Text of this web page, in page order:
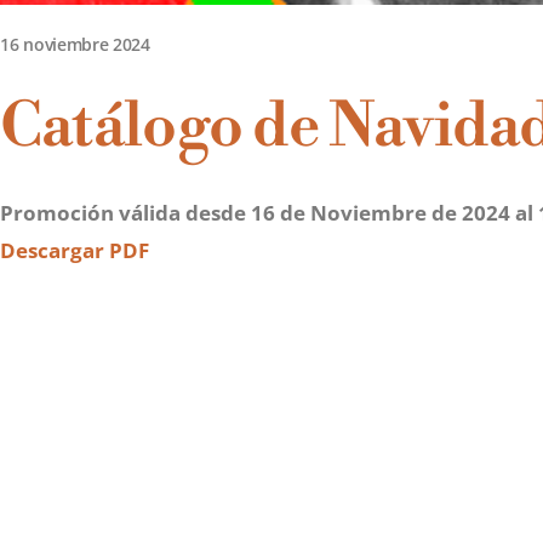
16 noviembre 2024
Catálogo de
Promoción válida desde 16 de Noviembre de 2024 al
Descargar PDF